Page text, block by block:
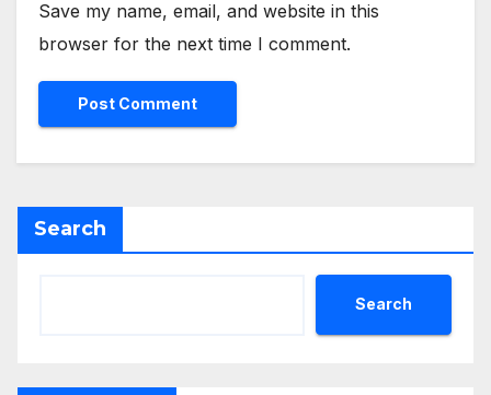
Save my name, email, and website in this
browser for the next time I comment.
Search
Search